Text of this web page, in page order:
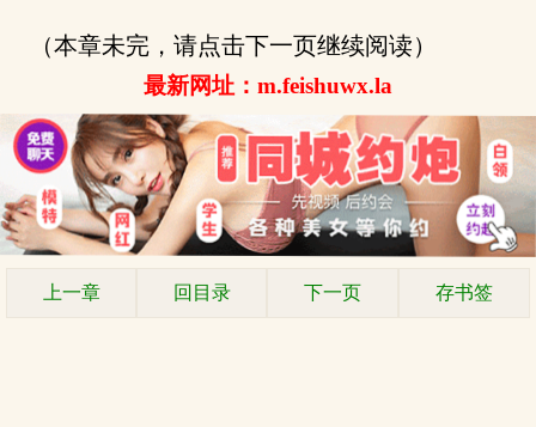
（本章未完，请点击下一页继续阅读）
最新网址：m.feishuwx.la
上一章 回目录 下一页 存书签